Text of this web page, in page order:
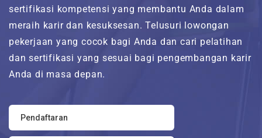
Kontak
Tentang Kami
Post New Job
sertifikasi kompetensi yang membantu Anda dalam
meraih karir dan kesuksesan. Telusuri lowongan
pekerjaan yang cocok bagi Anda dan cari pelatihan
dan sertifikasi yang sesuai bagi pengembangan karir
Anda di masa depan.
Pendaftaran